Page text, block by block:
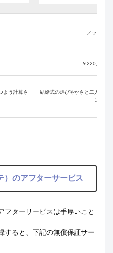
ノッツェ
￥220,000～
よう計算さ
結婚式の煌びやかさと二人の歩
ン
）のアフターサービス
フターサービスは手厚いこと
すると、下記の無償保証サー